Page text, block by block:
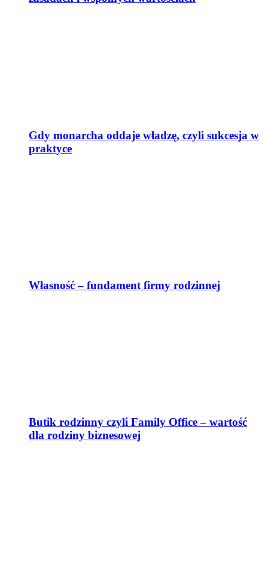
Gdy monarcha oddaje władzę, czyli sukcesja w
praktyce
Własność – fundament firmy rodzinnej
Butik rodzinny czyli Family Office – wartość
dla rodziny biznesowej